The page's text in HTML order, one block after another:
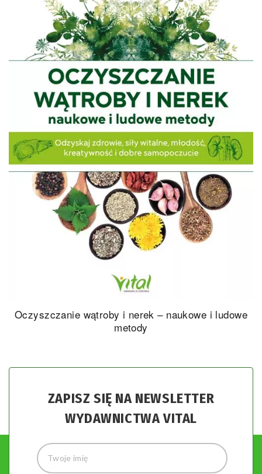
Oczyszczanie wątroby i nerek – naukowe i ludowe
metody
ZAPISZ SIĘ NA NEWSLETTER
WYDAWNICTWA VITAL